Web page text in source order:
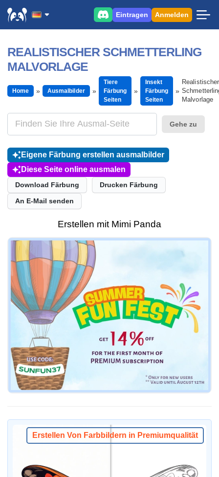
Eintragen Anmelden
REALISTISCHER SCHMETTERLING
MALVORLAGE
Home Ausmalbilder
Tiere
Färbung
Seiten
Insekt
Färbung
Seiten
Realistischer
Malvorlage
Gehe zu
Eigene Färbung erstellen ausmalbilder
Diese Seite online ausmalen
Download Färbung Drucken Färbung
An E-Mail senden
Erstellen mit Mimi Panda
Erstellen Von Farbbildern in Premiumqualität